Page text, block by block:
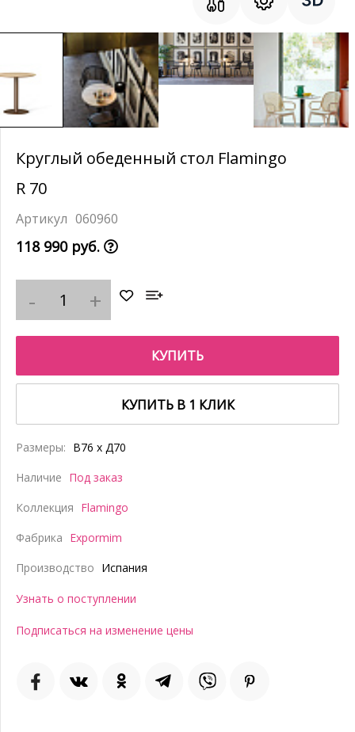
Круглый обеденный стол Flamingo
R 70
060960
118 990 руб.
КУПИТЬ
КУПИТЬ В 1 КЛИК
Размеры: В76 x Д70
Наличие Под заказ
Коллекция Flamingo
Фабрика Expormim
Производство Испания
Узнать о поступлении
Подписаться на изменение цены